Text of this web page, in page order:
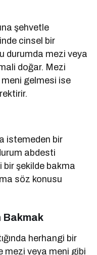
şehvetle
cinsel bir
durumda mezi veya
doğar. Mezi
gelmesi ise
istemeden bir
abdesti
bir şekilde bakma
söz konusu
Bakmak
herhangi bir
mezi veya meni gibi